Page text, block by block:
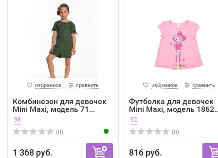
избранное сравнить
Комбинезон для девочек
Mini Maxi, модель 71...
98
(0)
1 368 руб.
избранное сравнить
Футболка для девочек
Mini Maxi, модель
92
(0)
816 руб.